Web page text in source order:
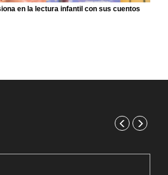
en la lectura infantil con sus cuentos